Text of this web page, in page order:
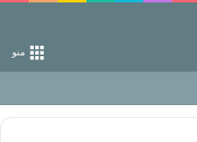
منو
وکناره‌گیری از راه خداست‌!